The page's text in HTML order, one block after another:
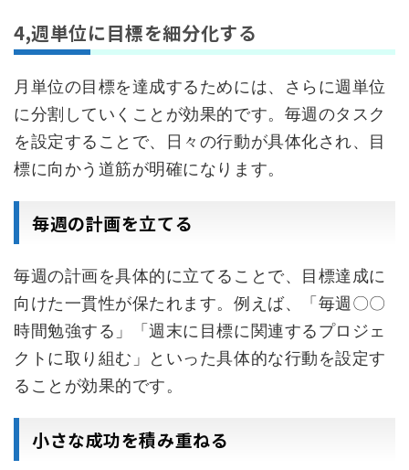
4,週単位に目標を細分化する
月単位の目標を達成するためには、さらに週単位
に分割していくことが効果的です。毎週のタスク
を設定することで、日々の行動が具体化され、目
標に向かう道筋が明確になります。
毎週の計画を立てる
毎週の計画を具体的に立てることで、目標達成に
向けた一貫性が保たれます。例えば、「毎週〇〇
時間勉強する」「週末に目標に関連するプロジェ
クトに取り組む」といった具体的な行動を設定す
ることが効果的です。
小さな成功を積み重ねる